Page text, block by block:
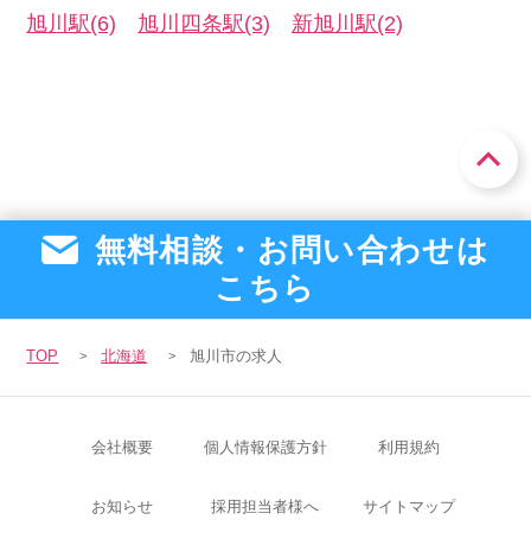
旭川駅(6) 旭川四条駅(3) 新旭川駅(2)
無料相談・お問い合わせは
こちら
TOP 北海道 旭川市の求人
会社概要 個人情報保護方針 利用規約
お知らせ 採用担当者様へ サイトマップ